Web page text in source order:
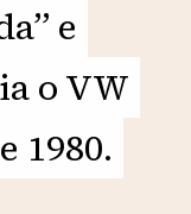
e
o VW
1980.
e
o VW
1980.